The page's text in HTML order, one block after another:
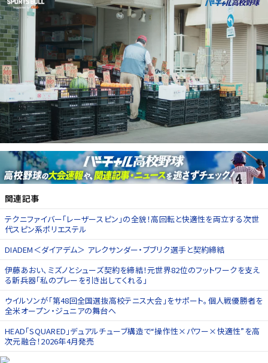
関連記事
テクニファイバー「レーザースピン」の全貌！高回転と快適性を両立する次世
代スピン系ポリエステル
DIADEM＜ダイアデム＞ アレクサンダー・ブブリク選手と契約締結
伊藤あおい、ミズノとシューズ契約を締結！元世界82位のフットワークを支え
る新兵器「私のプレーを引き出してくれる」
ウイルソンが「第48回全国選抜高校テニス大会」をサポート。個人戦優勝者を
全米オープン・ジュニアの舞台へ
HEAD「SQUARED」デュアルチューブ構造で“操作性×パワー×快適性”を高
次元融合！2026年4月発売